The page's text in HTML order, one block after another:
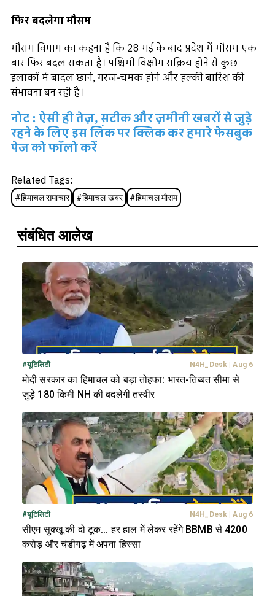
फिर बदलेगा मौसम
मौसम विभाग का कहना है कि 28 मई के बाद प्रदेश में मौसम एक
बार फिर बदल सकता है। पश्चिमी विक्षोभ सक्रिय होने से कुछ
इलाकों में बादल छाने, गरज-चमक होने और हल्की बारिश की
संभावना बन रही है।
नोट : ऐसी ही तेज़, सटीक और ज़मीनी खबरों से जुड़े
रहने के लिए इस लिंक पर क्लिक कर हमारे फेसबुक
पेज को फॉलो करें
Related Tags:
#हिमाचल समाचार #हिमाचल खबर #हिमाचल मौसम
संबंधित आलेख
#यूटिलिटी N4H_Desk Aug 6
मोदी सरकार का हिमाचल को बड़ा तोहफा: भारत-तिब्बत सीमा से
जुड़े 180 किमी NH की बदलेगी तस्वीर
#यूटिलिटी N4H_Desk Aug 6
सीएम सुक्खू की दो टूक... हर हाल में लेकर रहेंगे BBMB से 4200
करोड़ और चंडीगढ़ में अपना हिस्सा